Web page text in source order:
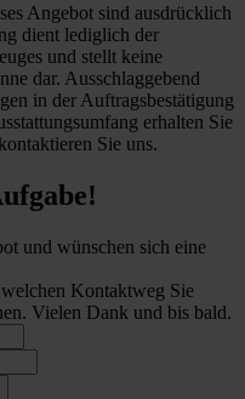
Angebot sind ausdrücklich
dient lediglich der
und stellt keine
dar. Ausschlaggebend
in der Auftragsbestätigung
erhalten Sie
Sie uns.
und wünschen sich eine
Kontaktweg Sie
Vielen Dank und bis bald.